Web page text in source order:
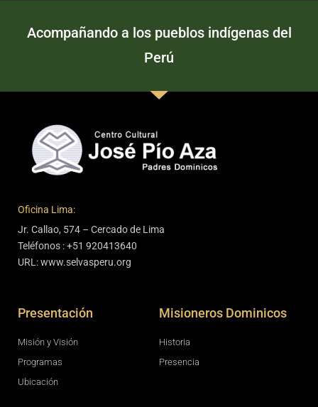
Acompañando a los pueblos indígenas del
Perú
Oficina Lima:
Jr. Callao, 574 – Cercado de Lima
Teléfonos : +51 920413640
URL: www.selvasperu.org
Presentación
Misión y Visión
Programas
Ubicación
Misioneros Dominicos
Historia
Presencia